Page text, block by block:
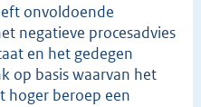
onvoldoende
negatieve procesadvies
en het gedegen
op basis waarvan het
hoger beroep een